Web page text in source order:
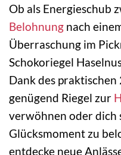
Ob als Energieschub
Belohnung nach
Überraschung im
Schokoriegel
Dank des
genügend Riegel zur
verwöhnen oder dich
Glücksmoment zu
entdecke neue